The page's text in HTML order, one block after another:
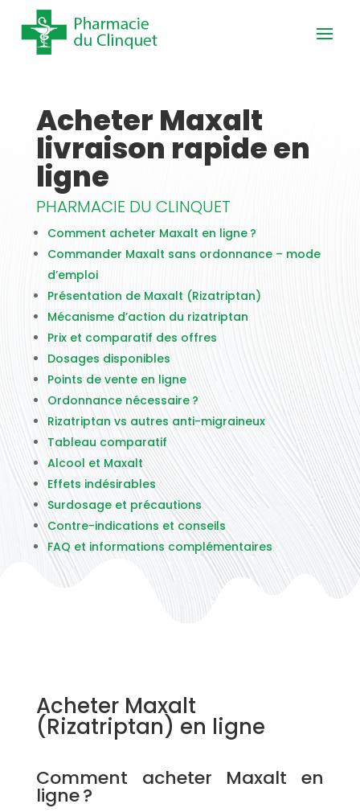
Acheter Maxalt
livraison rapide en
ligne
PHARMACIE DU CLINQUET
Comment acheter Maxalt en ligne ?
Commander Maxalt sans ordonnance – mode
d’emploi
Présentation de Maxalt (Rizatriptan)
Mécanisme d’action du rizatriptan
Prix et comparatif des offres
Dosages disponibles
Points de vente en ligne
Ordonnance nécessaire ?
Rizatriptan vs autres anti-migraineux
Tableau comparatif
Alcool et Maxalt
Effets indésirables
Surdosage et précautions
Contre-indications et conseils
FAQ et informations complémentaires
Acheter Maxalt
(Rizatriptan) en ligne
Comment acheter Maxalt en
ligne ?